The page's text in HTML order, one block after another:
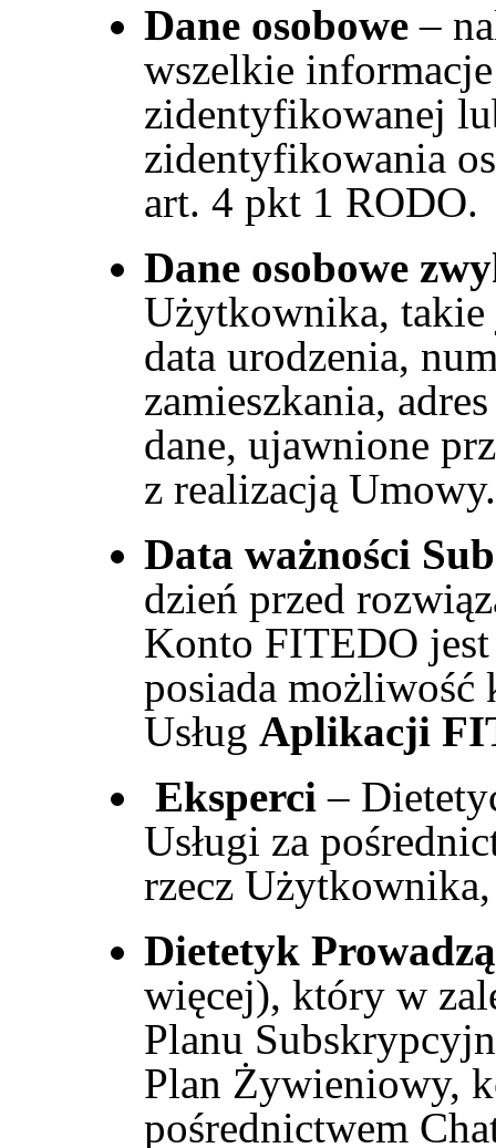
Dane osobowe –
wszelkie
zidentyfikowanej
zidentyfikowania
art. 4 pkt 1 RODO.
Dane osobowe
Użytkownika, takie
data urodzenia,
zamieszkania,
dane, ujawnione
z realizacją Umowy.
Data ważności
dzień przed
Konto FITEDO
posiada możliwość
Usług Aplikacji
Eksperci–
Usługi za
rzecz Użytkownika,
Dietetyk
więcej), który w
Planu
Plan Żywieniowy,
pośrednictwem